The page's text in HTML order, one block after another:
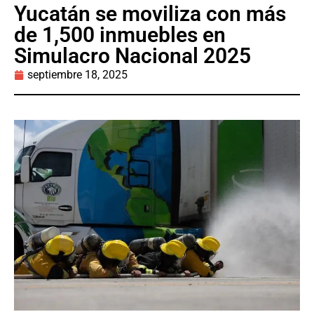
Yucatán se moviliza con más
de 1,500 inmuebles en
Simulacro Nacional 2025
septiembre 18, 2025